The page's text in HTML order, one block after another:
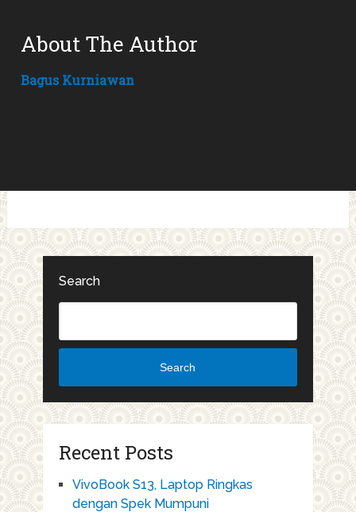
About The Author
Bagus Kurniawan
Search
Search
Recent Posts
VivoBook S13, Laptop Ringkas
dengan Spek Mumpuni